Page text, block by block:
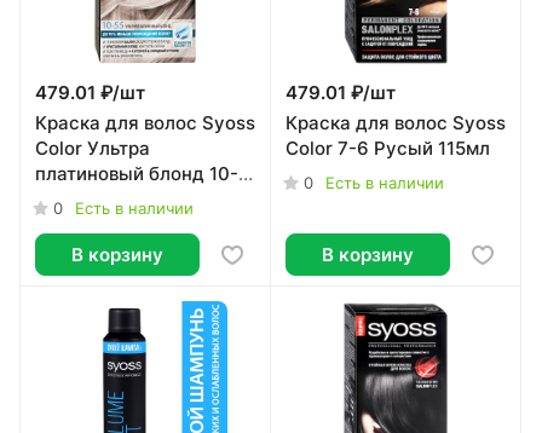
479.01 ₽/шт
Краска для волос Syoss
Color Ультра
платиновый блонд 10-
550 Есть в наличии
В корзину
479.01 ₽/шт
Краска для волос Syoss
Color 7-6 Русый 115мл
0 Есть в наличии
В корзину